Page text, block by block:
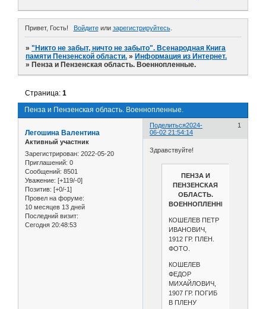
Привет, Гость! Войдитеили зарегистрируйтесь.
»"Никто не забыт, ничто не забыто". Всенародная Книга
памяти Пензенской области. » Информация из Интернет.
» Пенза и Пензенская область. Военнопленные.
Пенза и Пензенская область. Военнопленные.
Страница:1
Поделиться 1
2024-
06-02 21:54:14
Легошина Валентина
Активный участник
Зарегистрирован: 2022-05-20
Приглашений: 0
Сообщений: 8501
Уважение: [+119/-0]
Позитив: [+0/-1]
Провел на форуме:
10 месяцев 13 дней
Последний визит:
Сегодня 20:48:53
Здравствуйте!
ПЕНЗА И
ПЕНЗЕНСКАЯ
ОБЛАСТЬ.
ВОЕННОПЛЕННЫЕ.
КОШЕЛЕВ ПЕТР
ИВАНОВИЧ,
1912 ГР. ПЛЕН.
ФОТО.
КОШЕЛЕВ
ФЕДОР
МИХАЙЛОВИЧ,
1907 ГР. ПОГИБ
В ПЛЕНУ